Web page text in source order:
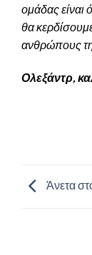
ομάδας είναι
θα
ανθρώπους
Ολεξάντρ,
Άνετα